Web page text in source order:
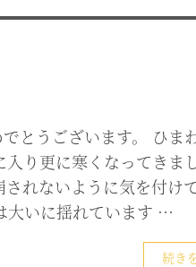
とうございます。 ひま
り更に寒くなってきま
れないように気を付け
大いに揺れています …
続き